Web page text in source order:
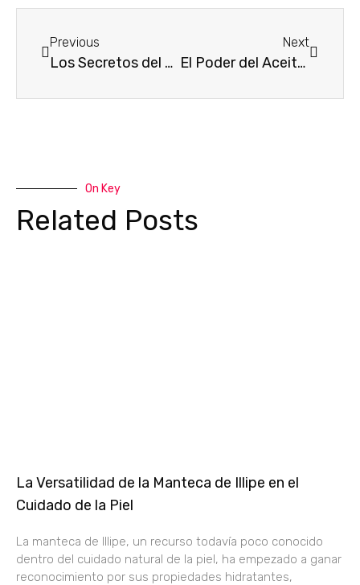
Previous
Los Secretos del Aceite de Sésamo en el Cuidado de la Piel
Next
El Poder del Aceite de Emú en el Cuidado de la Piel en Madrid
On Key
Related Posts
La Versatilidad de la Manteca de Illipe en el
Cuidado de la Piel
La manteca de Illipe, un recurso todavía poco conocido
dentro del cuidado natural de la piel, ha empezado a ganar
reconocimiento por sus propiedades hidratantes,